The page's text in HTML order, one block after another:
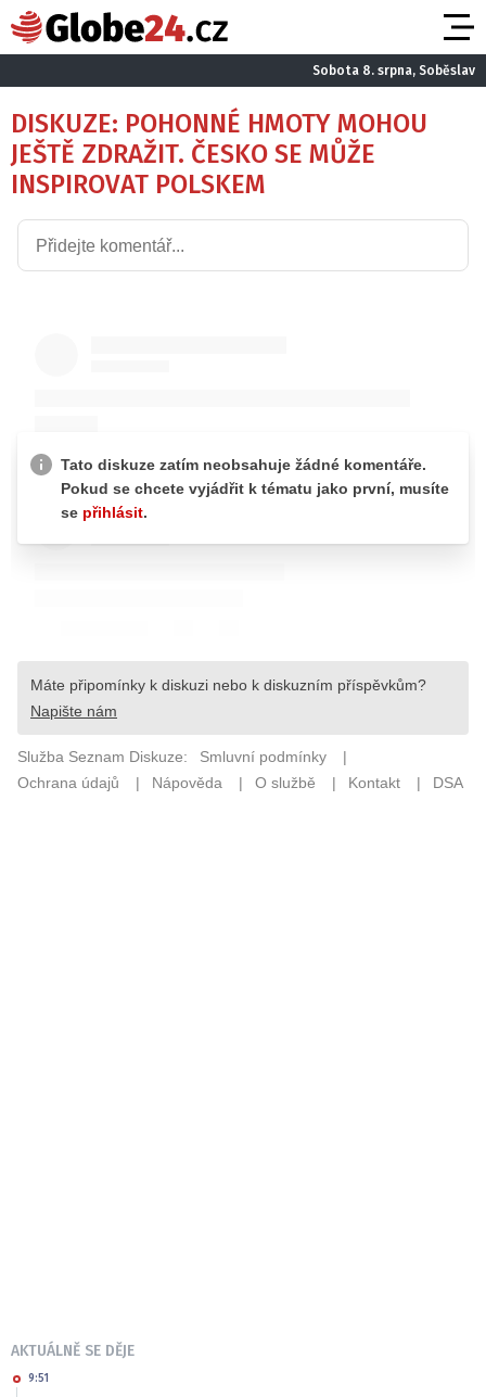
Sobota 8. srpna, Soběslav
DISKUZE: POHONNÉ HMOTY MOHOU
JEŠTĚ ZDRAŽIT. ČESKO SE MŮŽE
INSPIROVAT POLSKEM
AKTUÁLNĚ SE DĚJE
9:51